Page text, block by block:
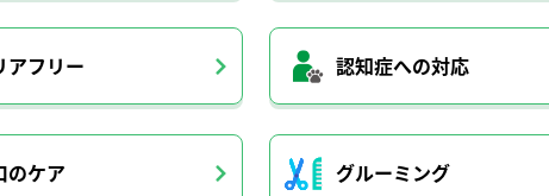
アフリー 認知症への対応
のケア グルーミング